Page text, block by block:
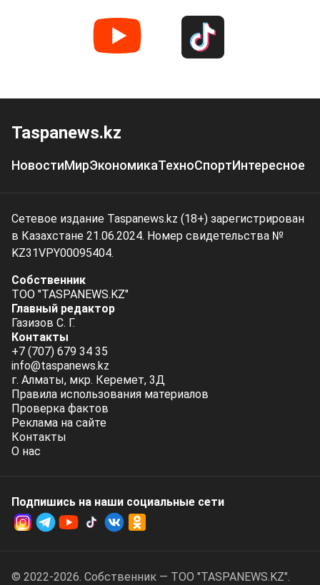
Taspanews.kz
НовостиМирЭкономикаТехноСпортИнтересное
Сетевое издание Taspanews.kz (18+) зарегистрирован
в Казахстане 21.06.2024. Номер свидетельства №
KZ31VPY00095404.
Собственник
ТОО "TASPANEWS.KZ"
Главный редактор
Газизов С. Г.
Контакты
+7 (707) 679 34 35
info@taspanews.kz
г. Алматы, мкр. Керемет, 3Д
Правила использования материалов
Проверка фактов
Реклама на сайте
Контакты
О нас
Подпишись на наши социальные cети
© 2022-2026. Собственник — ТОО "TASPANEWS.KZ".